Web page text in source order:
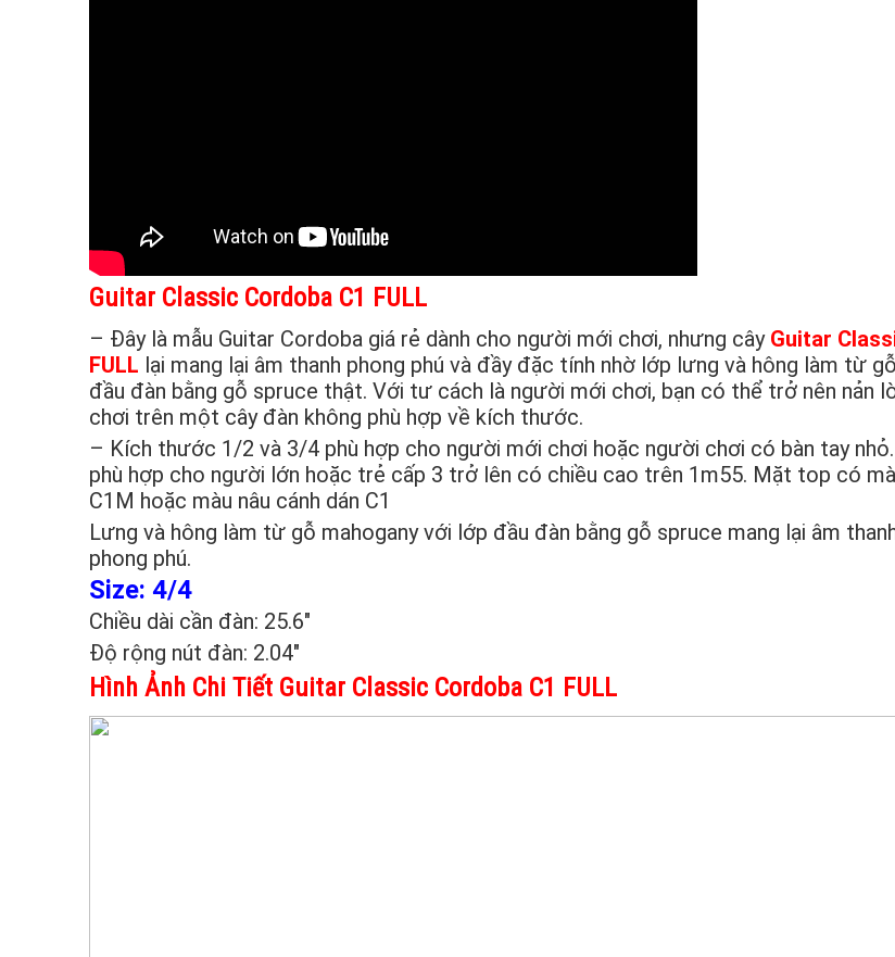
Guitar Classic Cordoba C1 FULL
– Đây là mẫu Guitar Cordoba giá rẻ dành cho người mới chơi, nhưng cây Guitar
FULL lại mang lại âm thanh phong phú và đầy đặc tính nhờ lớp lưng và hông làm từ
đầu đàn bằng gỗ spruce thật. Với tư cách là người mới chơi, bạn có thể trở nên nản
chơi trên một cây đàn không phù hợp về kích thước.
– Kích thước 1/2 và 3/4 phù hợp cho người mới chơi hoặc người chơi có bàn tay
phù hợp cho người lớn hoặc trẻ cấp 3 trở lên có chiều cao trên 1m55. Mặt top có
C1M hoặc màu nâu cánh dán C1
Lưng và hông làm từ gỗ mahogany với lớp đầu đàn bằng gỗ spruce mang lại âm
phong phú.
Size: 4/4
Chiều dài cần đàn: 25.6″
Độ rộng nút đàn: 2.04″
Hình Ảnh Chi Tiết Guitar Classic Cordoba C1 FULL